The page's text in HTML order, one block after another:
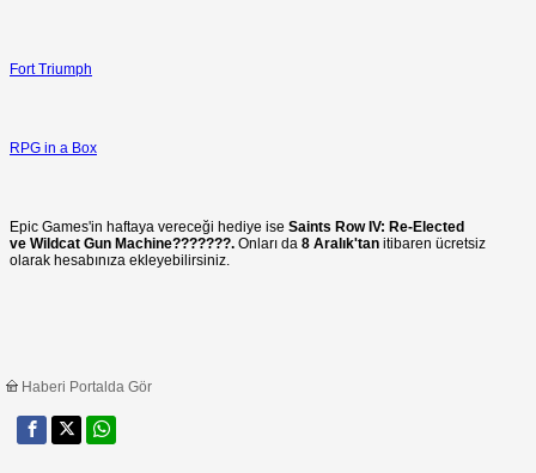
Fort Triumph
RPG in a Box
Epic Games'in haftaya vereceği hediye ise Saints Row IV: Re-Elected
ve Wildcat Gun Machine???????. Onları da 8 Aralık'tan itibaren ücretsiz
olarak hesabınıza ekleyebilirsiniz.
Haberi Portalda Gör